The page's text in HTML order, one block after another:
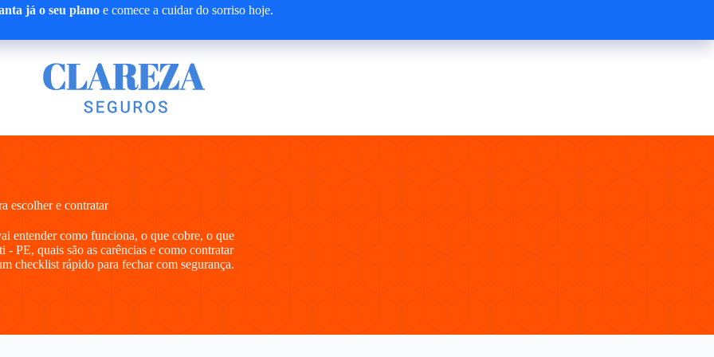
já o seu planoe comece a cuidar do sorriso hoje.
escolher e contratar
entender como funciona, o que cobre, o que
- PE, quais são as carências e como contratar
checklist rápido para fechar com segurança.